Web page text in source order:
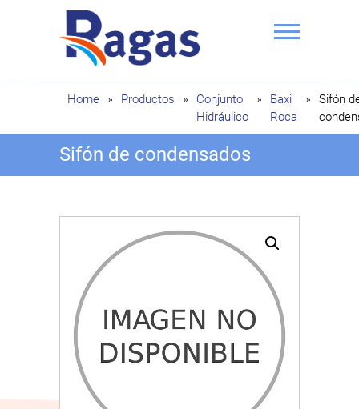
Ragas
Home » Productos »
Conjunto
Hidráulico
»
Baxi
Roca
»
Sifón
Sifón de condensados